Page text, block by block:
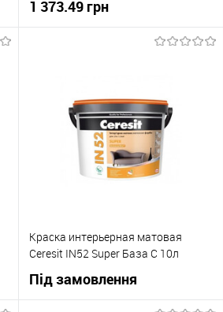
1 373.49 грн
В корзину
порівняння
В вибране
В наявності
Краска интерьерная матовая
Ceresit IN52 Super База C 10л
Під замовлення